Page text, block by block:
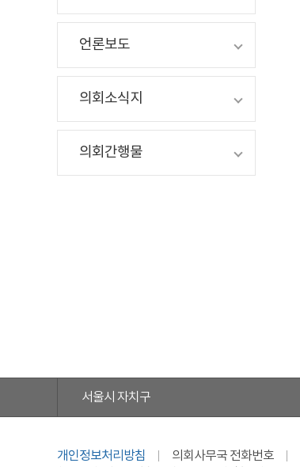
언론보도
의회소식지
의회간행물
서울시 자치구
개인정보처리방침 의회사무국 전화번호